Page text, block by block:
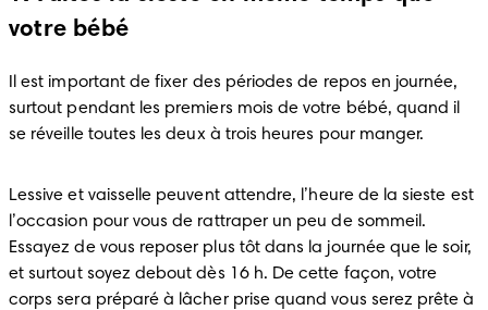
votre bébé
Il est important de fixer des périodes de repos en journée,
surtout pendant les premiers mois de votre bébé, quand il
se réveille toutes les deux à trois heures pour manger.
Lessive et vaisselle peuvent attendre, l’heure de la sieste est
l’occasion pour vous de rattraper un peu de sommeil.
Essayez de vous reposer plus tôt dans la journée que le soir,
et surtout soyez debout dès 16 h. De cette façon, votre
corps sera préparé à lâcher prise quand vous serez prête à